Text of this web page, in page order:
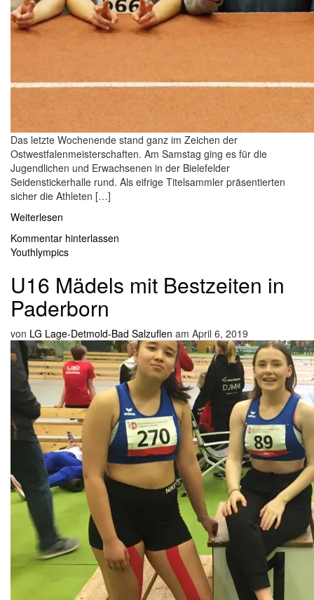
Das letzte Wochenende stand ganz im Zeichen der
Ostwestfalenmeisterschaften. Am Samstag ging es für die
Jugendlichen und Erwachsenen in der Bielefelder
Seidenstickerhalle rund. Als eifrige Titelsammler präsentierten
sicher die Athleten […]
Weiterlesen
Kommentar hinterlassen
Youthlympics
U16 Mädels mit Bestzeiten in
Paderborn
von LG Lage-Detmold-Bad Salzuflen am April 6, 2019